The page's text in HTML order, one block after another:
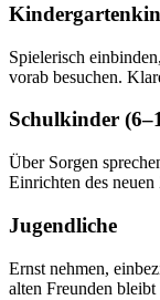
Spielerisch
vorab besuchen.
Schulkinder
Über Sorgen
Einrichten des neuen
Jugendliche
Ernst nehmen,
alten Freunden